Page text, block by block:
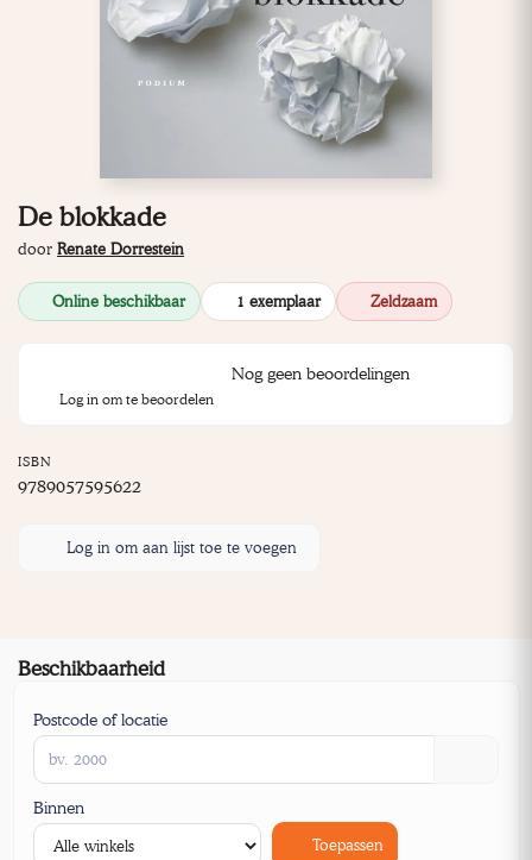
De blokkade
door Renate Dorrestein
Online beschikbaar 1 exemplaar Zeldzaam
Nog geen beoordelingen
Log in om te beoordelen
ISBN
9789057595622
Log in om aan lijst toe te voegen
Beschikbaarheid
Postcode of locatie
Binnen
Toepassen